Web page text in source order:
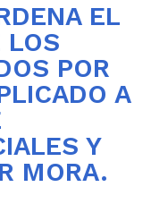
EL
LOS
POR
A
Y
MORA.